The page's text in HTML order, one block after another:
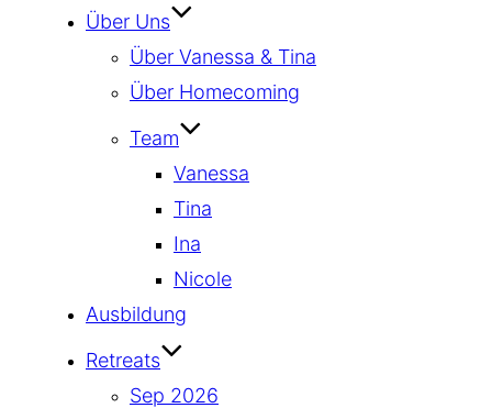
Über Uns
Über Vanessa & Tina
Über Homecoming
Team
Vanessa
Tina
Ina
Nicole
Ausbildung
Retreats
Sep 2026